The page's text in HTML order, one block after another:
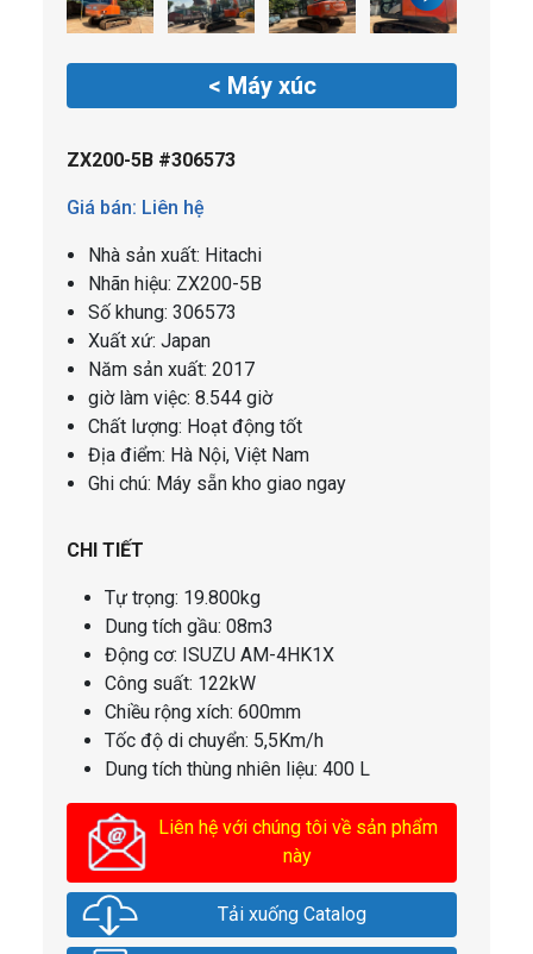
< Máy xúc
ZX200-5B #306573
Giá bán: Liên hệ
Nhà sản xuất: Hitachi
Nhãn hiệu: ZX200-5B
Số khung: 306573
Xuất xứ: Japan
Năm sản xuất: 2017
giờ làm việc: 8.544 giờ
Chất lượng: Hoạt động tốt
Địa điểm: Hà Nội, Việt Nam
Ghi chú: Máy sẵn kho giao ngay
CHI TIẾT
Tự trọng: 19.800kg
Dung tích gầu: 08m3
Động cơ: ISUZU AM-4HK1X
Công suất: 122kW
Chiều rộng xích: 600mm
Tốc độ di chuyển: 5,5Km/h
Dung tích thùng nhiên liệu: 400 L
Liên hệ với chúng tôi về sản phẩm
này
Tải xuống Catalog